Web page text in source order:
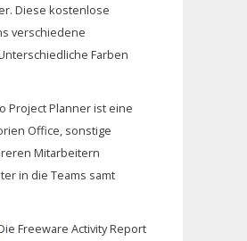
Diese kostenlose
verschiedene
Farben
Project Planner ist eine
Office, sonstige
Mitarbeitern
in die Teams samt
Freeware Activity Report